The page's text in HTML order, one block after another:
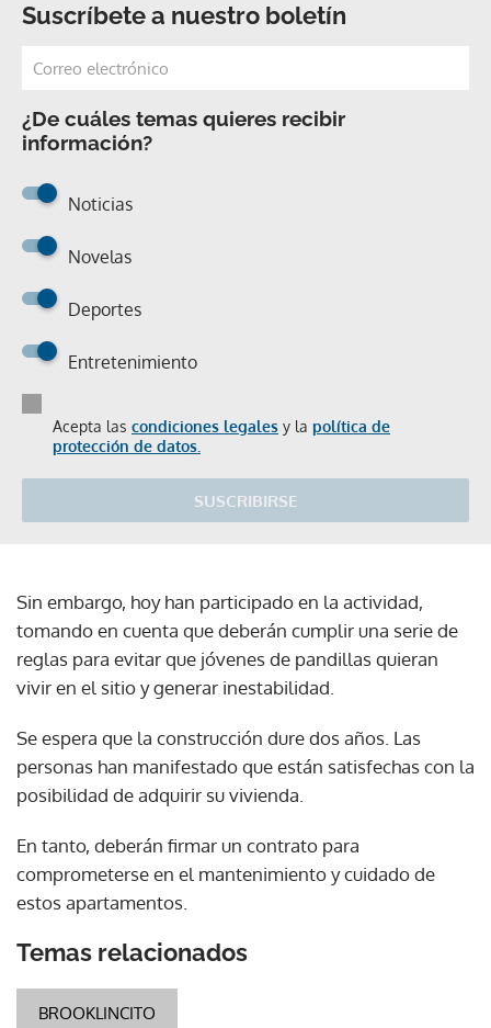
Suscríbete a nuestro boletín
¿De cuáles temas quieres recibir
información?
Noticias
Novelas
Deportes
Entretenimiento
Acepta las condiciones legales y la política de
protección de datos.
SUSCRIBIRSE
Sin embargo, hoy han participado en la actividad,
tomando en cuenta que deberán cumplir una serie de
reglas para evitar que jóvenes de pandillas quieran
vivir en el sitio y generar inestabilidad.
Se espera que la construcción dure dos años. Las
personas han manifestado que están satisfechas con la
posibilidad de adquirir su vivienda.
En tanto, deberán firmar un contrato para
comprometerse en el mantenimiento y cuidado de
estos apartamentos.
Temas relacionados
BROOKLINCITO